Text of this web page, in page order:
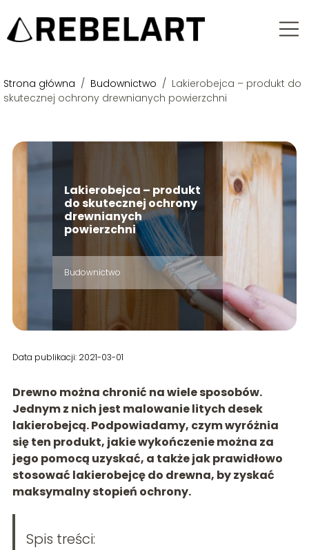
Strona główna / Budownictwo / Lakierobejca – produkt do
skutecznej ochrony drewnianych powierzchni
Lakierobejca – produkt
do skutecznej ochrony
drewnianych
powierzchni
Budownictwo
Data publikacji: 2021-03-01
Drewno można chronić na wiele sposobów.
Jednym z nich jest malowanie litych desek
lakierobejcą. Podpowiadamy, czym wyróżnia
się ten produkt, jakie wykończenie można za
jego pomocą uzyskać, a także jak prawidłowo
stosować lakierobejcę do drewna, by zyskać
maksymalny stopień ochrony.
Spis treści: